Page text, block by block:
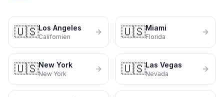
🇺🇸Los Angeles
Californien 🇺🇸Miami
Florida
🇺🇸New York
New York 🇺🇸Las Vegas
Nevada